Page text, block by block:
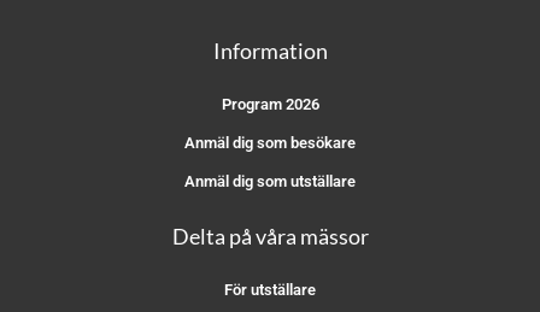
Information
Program 2026
Anmäl dig som besökare
Anmäl dig som utställare
Delta på våra mässor
För utställare